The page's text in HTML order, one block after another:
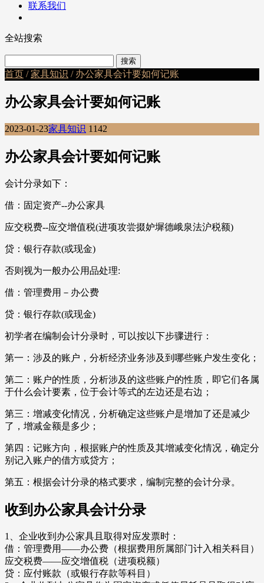
联系我们
全站搜索
首页 /家具知识 / 办公家具会计要如何记账
办公家具会计要如何记账
2023-01-23家具知识 1142
办公家具会计要如何记账
会计分录如下：
借：固定资产--办公家具
应交税费--应交增值税(进项攻尝掇妒墀德峨泉法沪税额)
贷：银行存款(或现金)
否则视为一般办公用品处理:
借：管理费用－办公费
贷：银行存款(或现金)
初学者在编制会计分录时，可以按以下步骤进行：
第一：涉及的账户，分析经济业务涉及到哪些账户发生变化；
第二：账户的性质，分析涉及的这些账户的性质，即它们各属
于什么会计要素，位于会计等式的左边还是右边；
第三：增减变化情况，分析确定这些账户是增加了还是减少
了，增减金额是多少；
第四：记账方向，根据账户的性质及其增减变化情况，确定分
别记入账户的借方或贷方；
第五：根据会计分录的格式要求，编制完整的会计分录。
收到办公家具会计分录
1、企业收到办公家具且取得对应发票时：
借：管理费用——办公费（根据费用所属部门计入相关科目）
应交税费——应交增值税（进项税额）
贷：应付账款（或银行存款等科目）